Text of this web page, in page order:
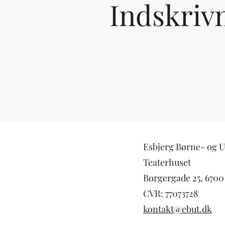
Esbjerg Børne- og
Teaterhuset
Borgergade 25,
CVR: 77073728
kontakt@ebut.dk